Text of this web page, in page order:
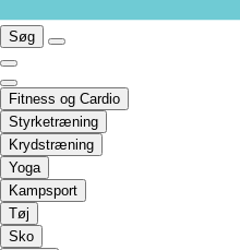
Søg
Fitness og Cardio
Styrketræning
Krydstræning
Yoga
Kampsport
Tøj
Sko